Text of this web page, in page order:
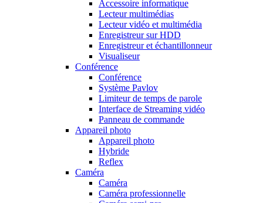
Accessoire informatique
Lecteur multimédias
Lecteur vidéo et multimédia
Enregistreur sur HDD
Enregistreur et échantillonneur
Visualiseur
Conférence
Conférence
Système Pavlov
Limiteur de temps de parole
Interface de Streaming vidéo
Panneau de commande
Appareil photo
Appareil photo
Hybride
Reflex
Caméra
Caméra
Caméra professionnelle